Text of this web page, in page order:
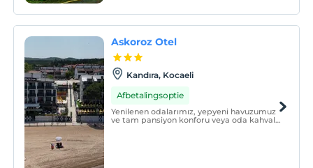
Askoroz Otel
Kandıra, Kocaeli
Afbetalingsoptie
Yenilenen odalarımız, yepyeni havuzumuz
ve tam pansiyon konforu veya oda kahvaltı